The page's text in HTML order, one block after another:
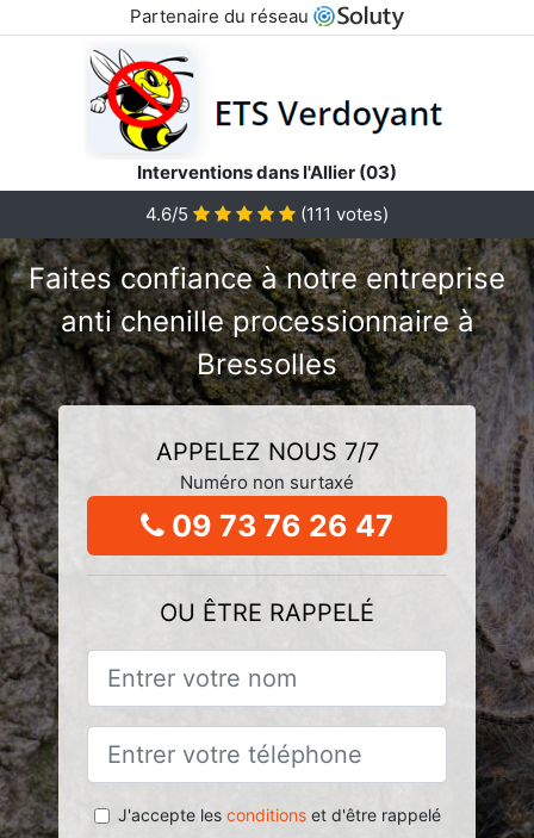
Partenaire du réseau
Interventions dans l'Allier (03)
4.6/5
(111 votes)
Faites confiance à notre entreprise
anti chenille processionnaire à
Bressolles
APPELEZ NOUS 7/7
Numéro non surtaxé
09 73 76 26 47
OU ÊTRE RAPPELÉ
J'accepte les conditionset d'être rappelé